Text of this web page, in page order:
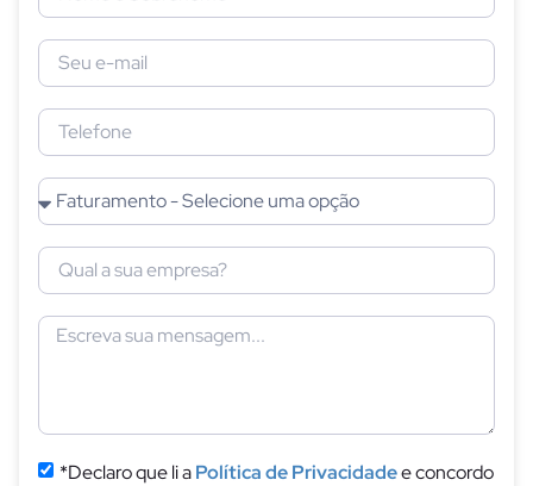
*Declaro que li aPolítica de Privacidadee concordo